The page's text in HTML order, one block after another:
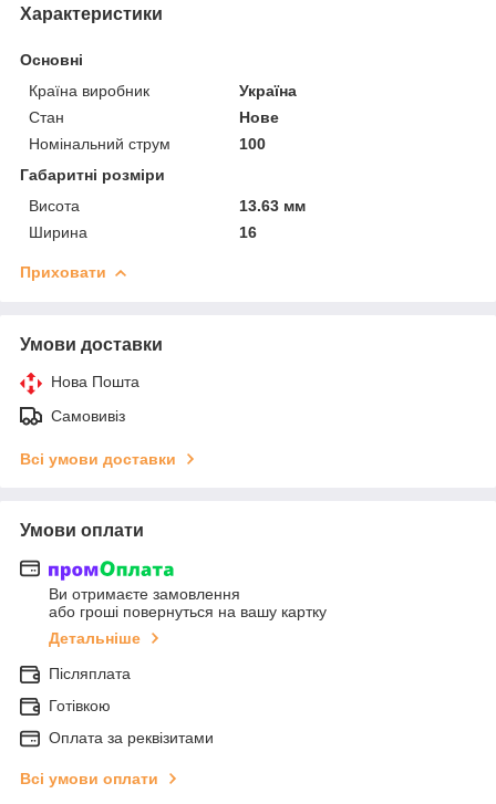
Характеристики
Основні
Країна виробник
Україна
Стан
Нове
Номінальний струм
100
Габаритні розміри
Висота
13.63 мм
Ширина
16
Приховати
Умови доставки
Нова Пошта
Самовивіз
Всі умови доставки
Умови оплати
Ви отримаєте замовлення
або гроші повернуться на вашу картку
Детальніше
Післяплата
Готівкою
Оплата за реквізитами
Всі умови оплати